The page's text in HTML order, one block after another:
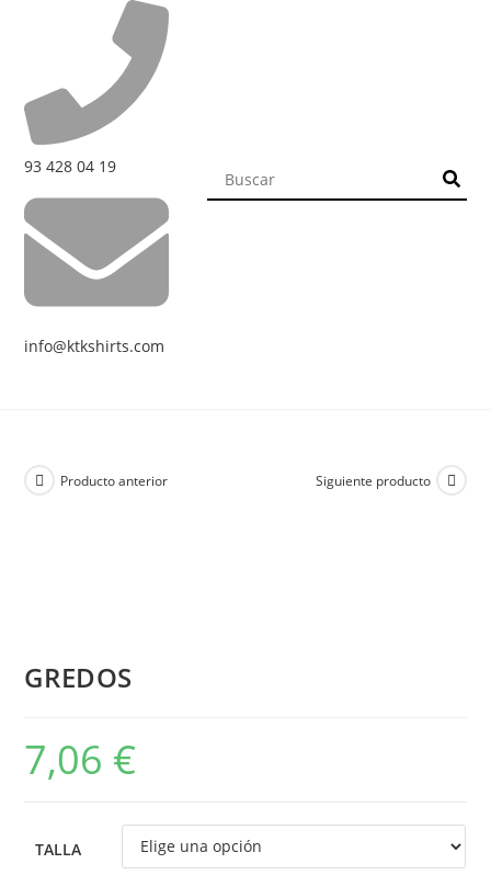
93 428 04 19
info@ktkshirts.com
Producto anterior Siguiente producto
GREDOS
7,06 €
TALLA